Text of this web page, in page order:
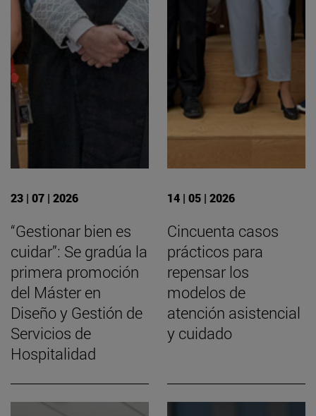
23 | 07 | 2026
“Gestionar bien es
cuidar”: Se gradúa la
primera promoción
del Máster en
Diseño y Gestión de
Servicios de
Hospitalidad
14 | 05 | 2026
Cincuenta casos
prácticos para
repensar los
modelos de
atención asistencial
y cuidado